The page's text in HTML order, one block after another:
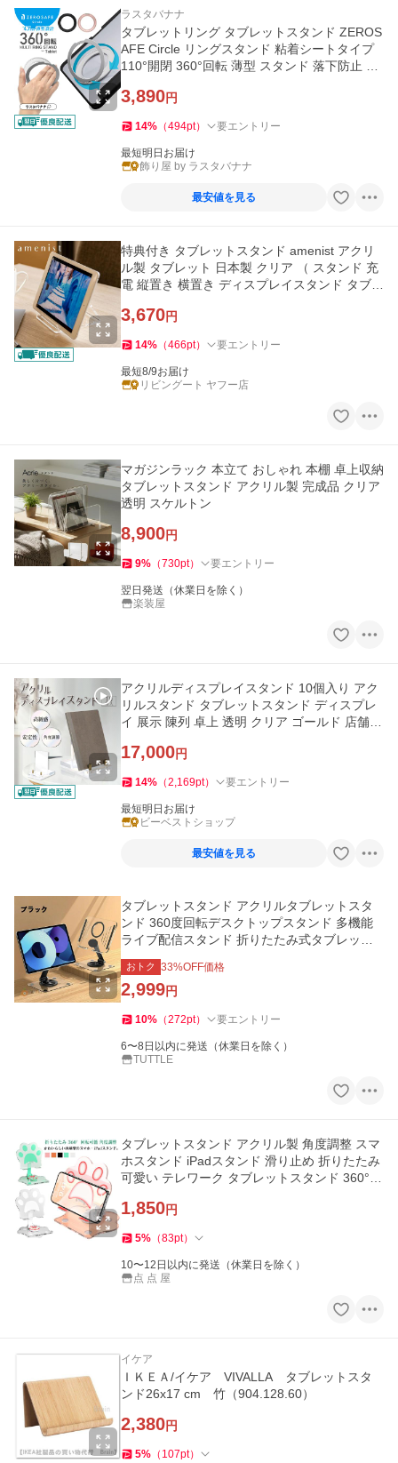
ラスタバナナ
タブレットリング タブレットスタンド ZEROS
AFE Circle リングスタンド 粘着シートタイプ
110°開閉 360°回転 薄型 スタンド 落下防止 タ
3,890円
14% （494pt） 要エントリー
最短明日お届け
飾り屋 by ラスタバナナ
最安値を見る
特典付き タブレットスタンド amenist アクリ
ル製 タブレット 日本製 クリア （ スタンド 充
電 縦置き 横置き ディスプレイスタンド タブレ
3,670円
14% （466pt） 要エントリー
最短8/9お届け
リビングート ヤフー店
マガジンラック 本立て おしゃれ 本棚 卓上収納
タブレットスタンド アクリル製 完成品 クリア
透明 スケルトン
8,900円
9% （730pt） 要エントリー
翌日発送（休業日を除く）
楽装屋
アクリルディスプレイスタンド 10個入り アク
リルスタンド タブレットスタンド ディスプレ
イ 展示 陳列 卓上 透明 クリア ゴールド 店舗 A
17,000円
14% （2,169pt） 要エントリー
最短明日お届け
ビーベストショップ
最安値を見る
タブレットスタンド アクリルタブレットスタ
ンド 360度回転デスクトップスタンド 多機能
ライブ配信スタンド 折りたたみ式タブレット
スタンド ブラック/ホワイト
おトク 33%OFF価格
2,999円
10% （272pt） 要エントリー
6〜8日以内に発送（休業日を除く）
TUTTLE
タブレットスタンド アクリル製 角度調整 スマ
ホスタンド iPadスタンド 滑り止め 折りたたみ
可愛い テレワーク タブレットスタンド 360°回
1,850円
5% （83pt）
10〜12日以内に発送（休業日を除く）
点 点 屋
イケア
ＩＫＥＡ/イケア VIVALLA タブレットスタ
ンド26x17 cm 竹（904.128.60）
2,380円
5% （ 107pt）